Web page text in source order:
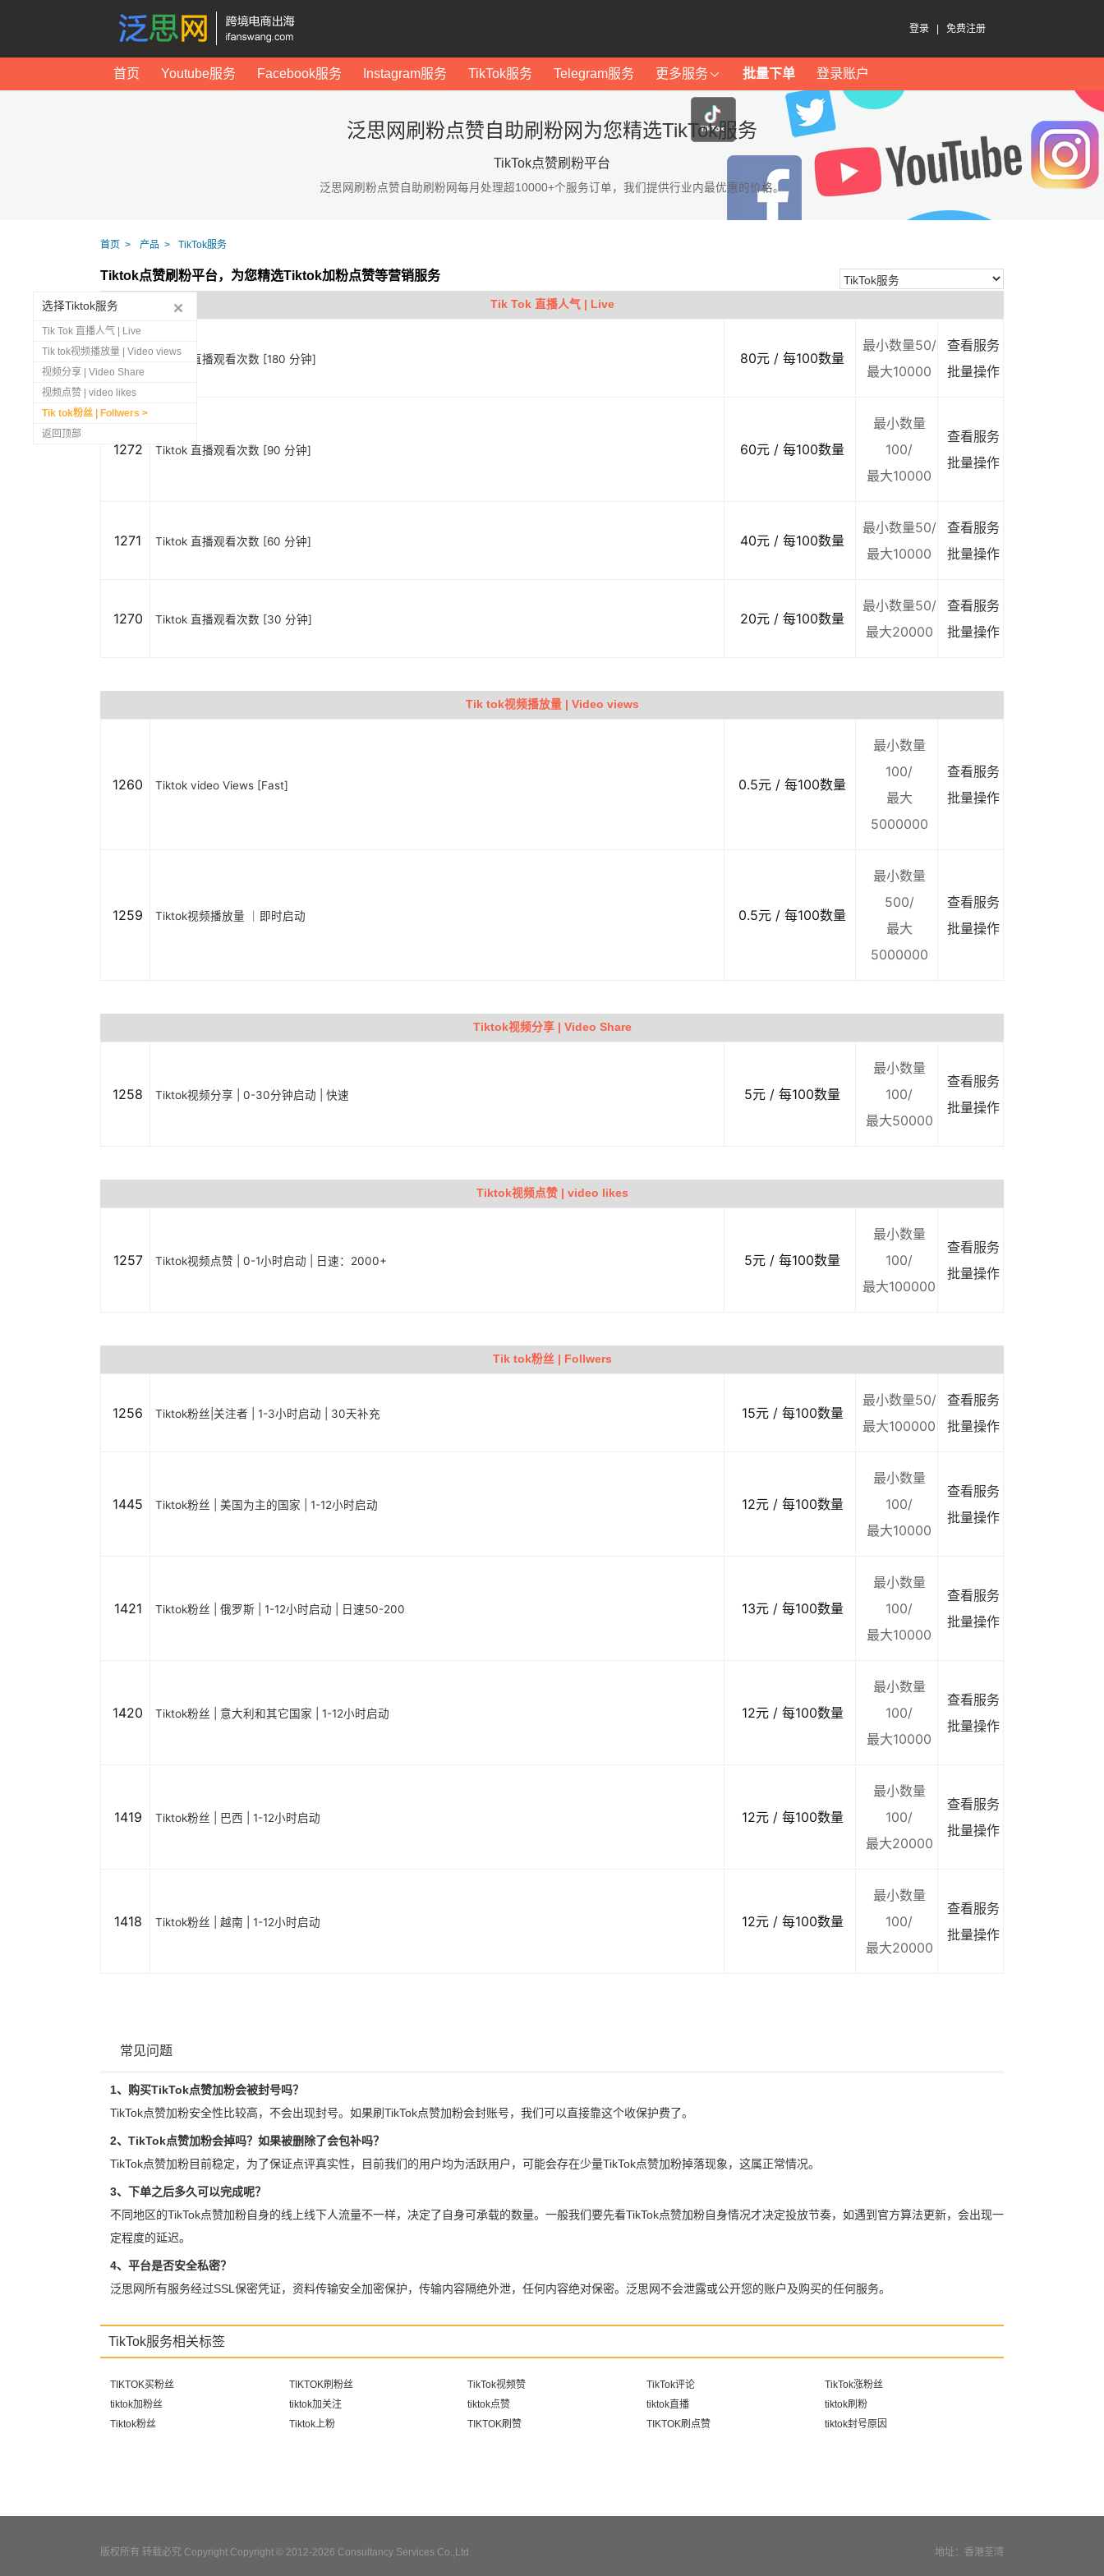
登录 免费注册
首页 Youtube服务 Facebook服务 Instagram服务 TikTok服务 Telegram服务 更多服务 批量下单 登录账户
泛思网刷粉点赞自助刷粉网为您精选TikTok服务
TikTok点赞刷粉平台
泛思网刷粉点赞自助刷粉网每月处理超10000+个服务订单，我们提供行业内最优惠的价格。
首页 产品 TikTok服务
Tiktok点赞刷粉平台，为您精选Tiktok加粉点赞等营销服务
Tik Tok 直播人气 | Live
1273 Tiktok 直播观看次数 [180 分钟] 80元 / 每100数量
最小数量50/
最大10000
查看服务
批量操作
1272 Tiktok 直播观看次数 [90 分钟] 60元 / 每100数量
最小数量
100/
最大10000
查看服务
批量操作
1271 Tiktok 直播观看次数 [60 分钟] 40元 / 每100数量
最小数量50/
最大10000
查看服务
批量操作
1270 Tiktok 直播观看次数 [30 分钟] 20元 / 每100数量
最小数量50/
最大20000
查看服务
批量操作
Tik tok视频播放量 | Video views
1260 Tiktok video Views [Fast] 0.5元 / 每100数量
最小数量
100/
最大
5000000
查看服务
批量操作
1259 Tiktok视频播放量 ｜即时启动 0.5元 / 每100数量
最小数量
500/
最大
5000000
查看服务
批量操作
Tiktok视频分享 | Video Share
1258 Tiktok视频分享 | 0-30分钟启动 | 快速 5元 / 每100数量
最小数量
100/
最大50000
查看服务
批量操作
Tiktok视频点赞 | video likes
1257 Tiktok视频点赞 | 0-1小时启动 | 日速：2000+ 5元 / 每100数量
最小数量
100/
最大100000
查看服务
批量操作
Tik tok粉丝 | Follwers
1256 Tiktok粉丝|关注者 | 1-3小时启动 | 30天补充 15元 / 每100数量
最小数量50/
最大100000
查看服务
批量操作
1445 Tiktok粉丝 | 美国为主的国家 | 1-12小时启动 12元 / 每100数量
最小数量
100/
最大10000
查看服务
批量操作
1421 Tiktok粉丝 | 俄罗斯 | 1-12小时启动 | 日速50-200 13元 / 每100数量
最小数量
100/
最大10000
查看服务
批量操作
1420 Tiktok粉丝 | 意大利和其它国家 | 1-12小时启动 12元 / 每100数量
最小数量
100/
最大10000
查看服务
批量操作
1419 Tiktok粉丝 | 巴西 | 1-12小时启动 12元 / 每100数量
最小数量
100/
最大20000
查看服务
批量操作
1418 Tiktok粉丝 | 越南 | 1-12小时启动 12元 / 每100数量
最小数量
100/
最大20000
查看服务
批量操作
常见问题
1、购买TikTok点赞加粉会被封号吗？
TikTok点赞加粉安全性比较高，不会出现封号。如果刷TikTok点赞加粉会封账号，我们可以直接靠这个收保护费了。
2、TikTok点赞加粉会掉吗？如果被删除了会包补吗？
TikTok点赞加粉目前稳定，为了保证点评真实性，目前我们的用户均为活跃用户，可能会存在少量TikTok点赞加粉掉落现象，这属正常情况。
3、下单之后多久可以完成呢？
不同地区的TikTok点赞加粉自身的线上线下人流量不一样，决定了自身可承载的数量。一般我们要先看TikTok点赞加粉自身情况才决定投放节奏，如遇到官方算法更新，会出现一
定程度的延迟。
4、平台是否安全私密？
泛思网所有服务经过SSL保密凭证，资料传输安全加密保护，传输内容隔绝外泄，任何内容绝对保密。泛思网不会泄露或公开您的账户及购买的任何服务。
TikTok服务相关标签
TIKTOK买粉丝 TIKTOK刷粉丝 TikTok视频赞 TikTok评论
TikTok涨粉丝
tiktok加粉丝
tiktok加关注 tiktok点赞 tiktok直播
tiktok刷粉
Tiktok粉丝
Tiktok上粉 TIKTOK刷赞 TIKTOK刷点赞 tiktok封号原因
选择Tiktok服务
Tik Tok 直播人气 | Live
Tik tok视频播放量 | Video views
视频分享 | Video Share
视频点赞 | video likes
Tik tok粉丝 | Follwers
返回顶部
地址：香港荃湾
版权所有 转载必究 Copyright Copyright © 2012-2026 Consultancy Services Co.,Ltd